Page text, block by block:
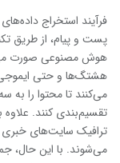
فرآیند استخراج
هوش مصنوعی صورت
هشتگ‌ها و حتی
می‌کنند تا محتوا را
تقسیم‌بندی کنند.
ترافیک سایت‌های خبری
می‌شوند. با این حال،